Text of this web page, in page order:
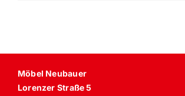
Möbel Neubauer
Lorenzer Straße 5